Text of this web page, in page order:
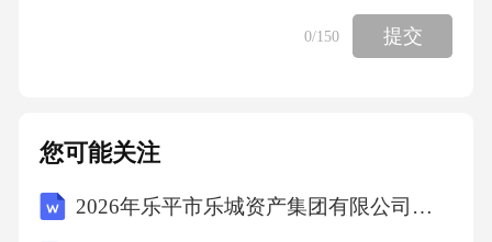
黄辉宫兵王大为易达文李阳梁永强梁成科高静
、、、、、、、、、、、、、、
周鹏云陈凯
0/150 提交
您可能关注
2026年乐平市乐城资产集团有限公司招聘财务管理岗位5人笔试备考题库及答案详解